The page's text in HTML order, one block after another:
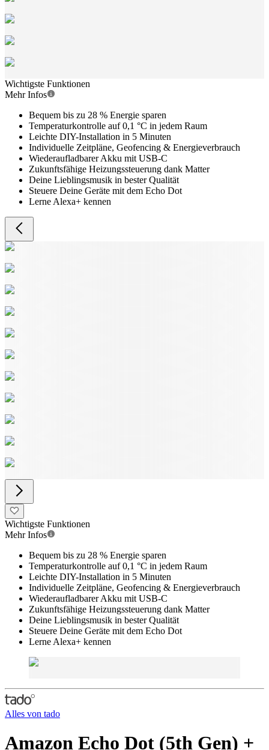
Wichtigste Funktionen
Mehr Infos
Bequem bis zu 28 % Energie sparen
Temperaturkontrolle auf 0,1 °C in jedem Raum
Leichte DIY-Installation in 5 Minuten
Individuelle Zeitpläne, Geofencing & Energieverbrauch
Wiederaufladbarer Akku mit USB-C
Zukunftsfähige Heizungssteuerung dank Matter
Deine Lieblingsmusik in bester Qualität
Steuere Deine Geräte mit dem Echo Dot
Lerne Alexa+ kennen
Wichtigste Funktionen
Mehr Infos
Bequem bis zu 28 % Energie sparen
Temperaturkontrolle auf 0,1 °C in jedem Raum
Leichte DIY-Installation in 5 Minuten
Individuelle Zeitpläne, Geofencing & Energieverbrauch
Wiederaufladbarer Akku mit USB-C
Zukunftsfähige Heizungssteuerung dank Matter
Deine Lieblingsmusik in bester Qualität
Steuere Deine Geräte mit dem Echo Dot
Lerne Alexa+ kennen
Alles von tado
Amazon Echo Dot (5th Gen) +